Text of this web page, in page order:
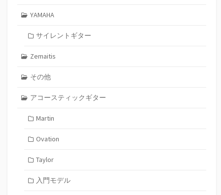
YAMAHA
サイレントギター
Zemaitis
その他
アコースティックギター
Martin
Ovation
Taylor
入門モデル